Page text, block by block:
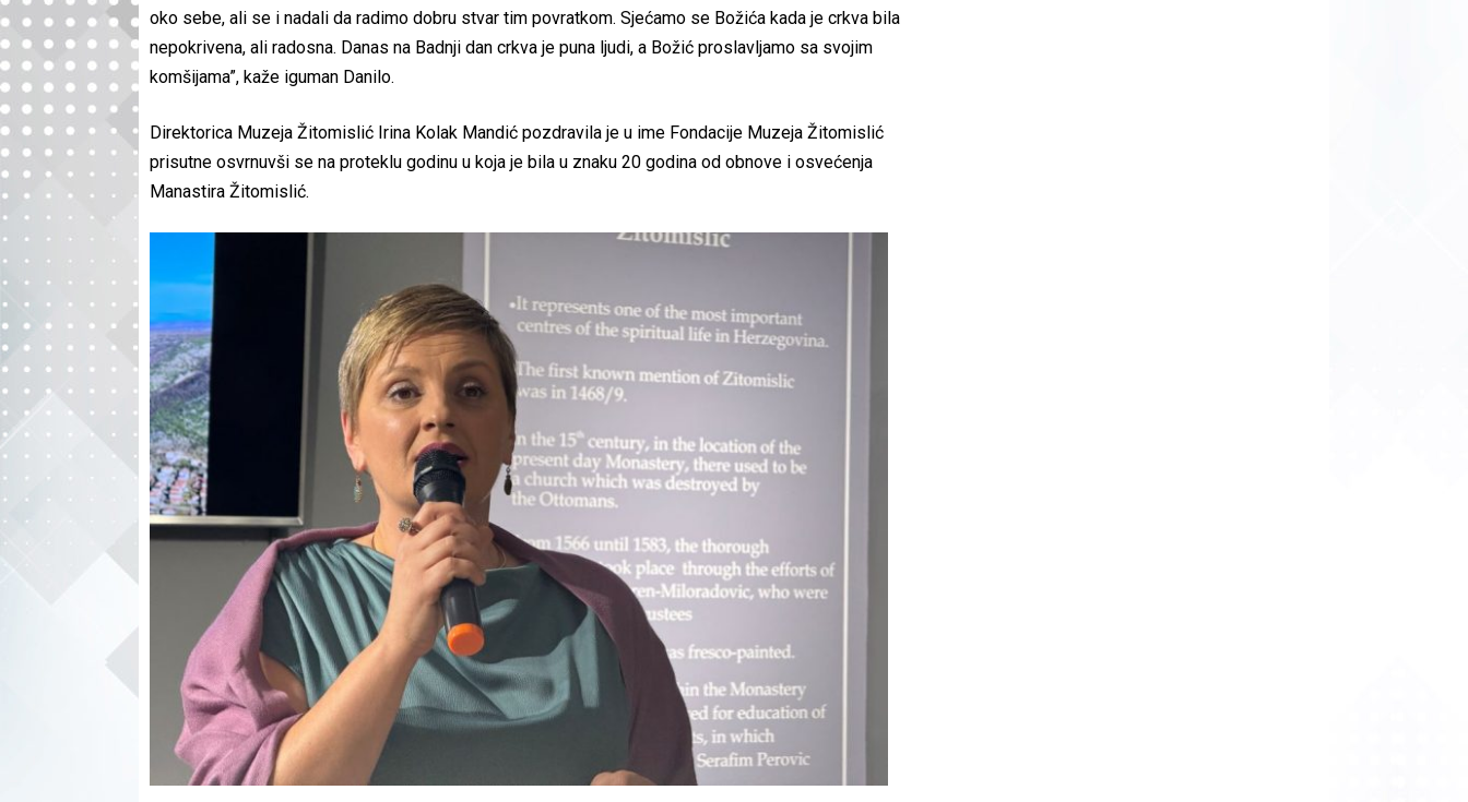
oko sebe, ali se i nadali da radimo dobru stvar tim povratkom. Sjećamo se Božića kada je crkva bila
nepokrivena, ali radosna. Danas na Badnji dan crkva je puna ljudi, a Božić proslavljamo sa svojim
komšijama”, kaže iguman Danilo.
Direktorica Muzeja Žitomislić Irina Kolak Mandić pozdravila je u ime Fondacije Muzeja Žitomislić
prisutne osvrnuvši se na proteklu godinu u koja je bila u znaku 20 godina od obnove i osvećenja
Manastira Žitomislić.